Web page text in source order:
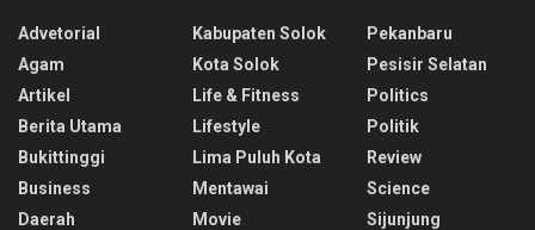
Advetorial
Agam
Artikel
Berita Utama
Bukittinggi
Business
Daerah
Kabupaten Solok
Kota Solok
Life & Fitness
Lifestyle
Lima Puluh Kota
Mentawai
Movie
Pekanbaru
Pesisir Selatan
Politics
Politik
Review
Science
Sijunjung